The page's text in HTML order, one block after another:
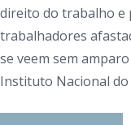
direito do trabalho e
trabalhadores
se veem sem
Instituto Nacional do